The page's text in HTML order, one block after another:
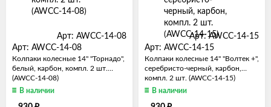
Арт: AWCC-14-08
Арт: AWCC-14-08
Колпаки колесные 14" "Торнадо",
белый, карбон, компл. 2 шт.
(AWCC-14-08)
В наличии
Арт: AWCC-14-15
Арт: AWCC-14-15
Колпаки колесные 14" "Волтек +",
серебристо-черный, карбон,
компл. 2 шт. (AWCC-14-15)
В наличии